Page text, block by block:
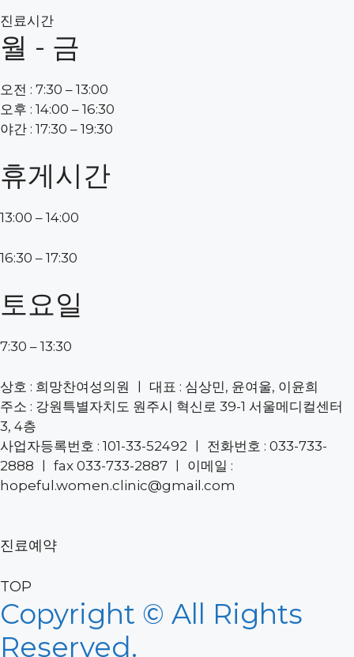
진료시간
월 - 금
오전 : 7:30 – 13:00
오후 : 14:00 – 16:30
야간 : 17:30 – 19:30
휴게시간
13:00 – 14:00
16:30 – 17:30
토요일
7:30 – 13:30
상호 : 희망찬여성의원 ㅣ 대표 : 심상민, 윤여울, 이윤희
주소 : 강원특별자치도 원주시 혁신로 39-1 서울메디컬센터
3, 4층
사업자등록번호 : 101-33-52492 ㅣ 전화번호 : 033-733-
2888 ㅣ fax 033-733-2887 ㅣ 이메일 :
hopeful.women.clinic@gmail.com
진료예약
TOP
Copyright © All Rights
Reserved.